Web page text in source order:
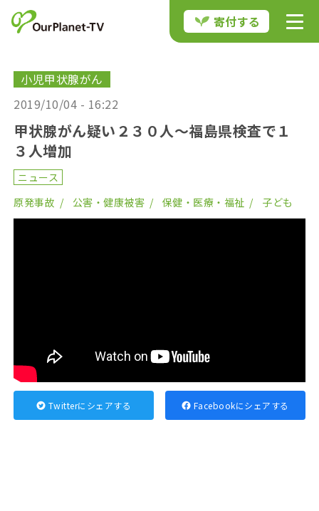
寄付する
小児甲状腺がん
2019/10/04 - 16:22
甲状腺がん疑い２３０人〜福島県検査で１
３人増加
ニュース
原発事故
公害・健康被害 保健・医療・福祉 子ども
Twitterにシェアする Facebookにシェアする